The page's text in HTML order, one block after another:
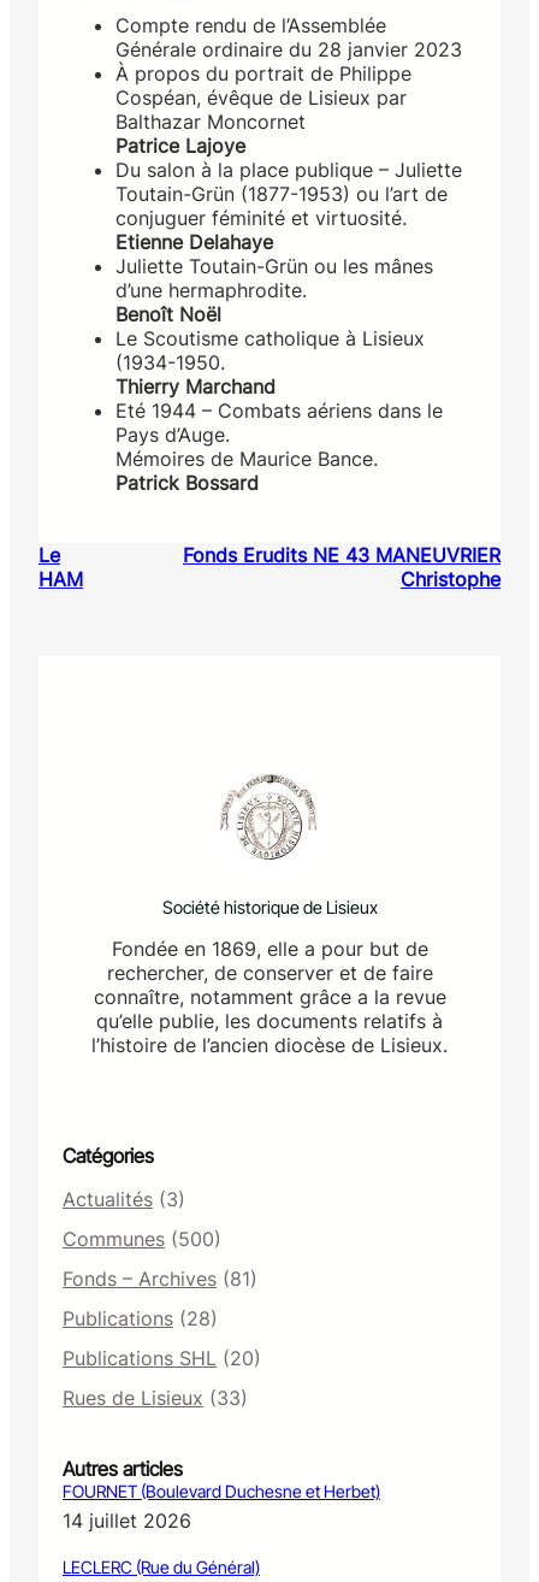
Compte rendu de l’Assemblée
Générale ordinaire du 28 janvier 2023
À propos du portrait de Philippe
Cospéan, évêque de Lisieux par
Balthazar Moncornet
Patrice Lajoye
Du salon à la place publique – Juliette
Toutain-Grün (1877-1953) ou l’art de
conjuguer féminité et virtuosité.
Etienne Delahaye
Juliette Toutain-Grün ou les mânes
d’une hermaphrodite.
Benoît Noël
Le Scoutisme catholique à Lisieux
(1934-1950.
Thierry Marchand
Eté 1944 – Combats aériens dans le
Pays d’Auge.
Mémoires de Maurice Bance.
Patrick Bossard
Le
HAM
Fonds Erudits NE 43 MANEUVRIER
Christophe
Société historique de Lisieux
Fondée en 1869, elle a pour but de
rechercher, de conserver et de faire
connaître, notamment grâce a la revue
qu’elle publie, les documents relatifs à
l’histoire de l’ancien diocèse de Lisieux.
Catégories
Actualités (3)
Communes (500)
Fonds – Archives (81)
Publications (28)
Publications SHL (20)
Rues de Lisieux (33)
Autres articles
FOURNET (Boulevard Duchesne et Herbet)
14 juillet 2026
LECLERC (Rue du Général)